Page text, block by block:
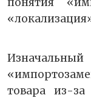
товара из-